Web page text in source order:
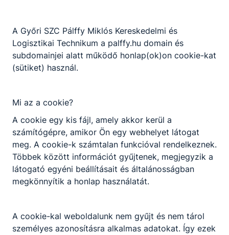
A Győri SZC Pálffy Miklós Kereskedelmi és
Logisztikai Technikum a palffy.hu domain és
subdomainjei alatt működő honlap(ok)on cookie-kat
(sütiket) használ.
Mi az a cookie?
A cookie egy kis fájl, amely akkor kerül a
számítógépre, amikor Ön egy webhelyet látogat
meg. A cookie-k számtalan funkcióval rendelkeznek.
Többek között információt gyűjtenek, megjegyzik a
látogató egyéni beállításait és általánosságban
megkönnyítik a honlap használatát.
A cookie-kal weboldalunk nem gyűjt és nem tárol
személyes azonosításra alkalmas adatokat. Így ezek